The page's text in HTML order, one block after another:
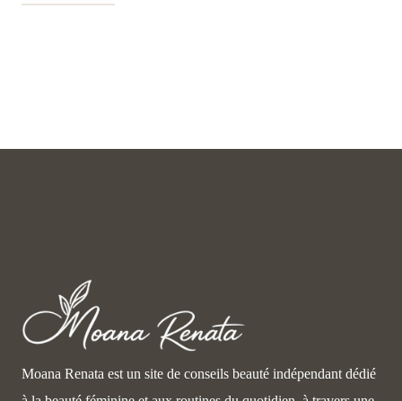
Moana Renata est un site de conseils beauté indépendant dédié